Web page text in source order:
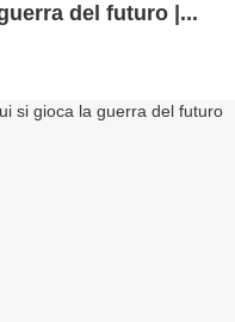
del futuro |...